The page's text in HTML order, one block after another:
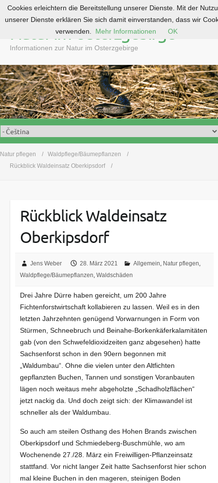
o
c
o
n
t
e
n
Natur im Osterzgebirge
Informationen zur Natur im Osterzgebirge
Natur pflegen
Waldpflege/Bäumepflanzen
Rückblick Waldeinsatz Oberkipsdorf
Rückblick Waldeinsatz
Oberkipsdorf
Jens Weber 28. März 2021 Allgemein, Natur pflegen,
Waldpflege/Bäumepflanzen,Waldschäden
Drei Jahre Dürre haben gereicht, um 200 Jahre
Fichtenforstwirtschaft kollabieren zu lassen. Weil es in den
letzten Jahrzehnten genügend Vorwarnungen in Form von
Stürmen, Schneebruch und Beinahe-Borkenkäferkalamitäten
gab (von den Schwefeldioxidzeiten ganz abgesehen) hatte
Sachsenforst schon in den 90ern begonnen mit
„Waldumbau“. Ohne die vielen unter den Altfichten
gepflanzten Buchen, Tannen und sonstigen Voranbauten
lägen noch weitaus mehr abgeholzte „Schadholzflächen“
jetzt nackig da. Und doch zeigt sich: der Klimawandel ist
schneller als der Waldumbau.
So auch am steilen Osthang des Hohen Brands zwischen
Oberkipsdorf und Schmiedeberg-Buschmühle, wo am
Wochenende 27./28. März ein Freiwilligen-Pflanzeinsatz
stattfand. Vor nicht langer Zeit hatte Sachsenforst hier schon
mal kleine Buchen in den mageren, steinigen Boden
Cookies erleichtern die Bereitstellung unserer Dienste. Mit der
unserer Dienste erklären Sie sich damit einverstanden, dass wir
verwenden.
Mehr Informationen OK